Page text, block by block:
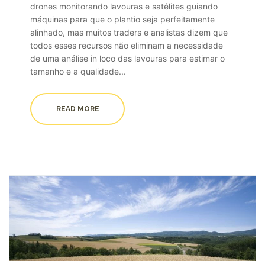
drones monitorando lavouras e satélites guiando
máquinas para que o plantio seja perfeitamente
alinhado, mas muitos traders e analistas dizem que
todos esses recursos não eliminam a necessidade
de uma análise in loco das lavouras para estimar o
tamanho e a qualidade...
READ MORE